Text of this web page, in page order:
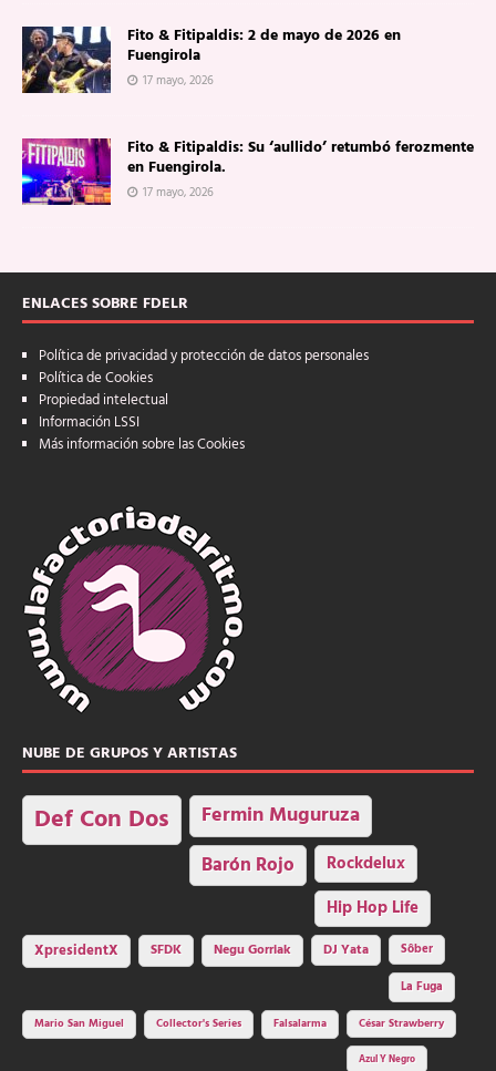
Fito & Fitipaldis: 2 de mayo de 2026 en
Fuengirola
17 mayo, 2026
Fito & Fitipaldis: Su ‘aullido’ retumbó ferozmente
en Fuengirola.
17 mayo, 2026
ENLACES SOBRE FDELR
Política de privacidad y protección de datos personales
Política de Cookies
Propiedad intelectual
Información LSSI
Más información sobre las Cookies
NUBE DE GRUPOS Y ARTISTAS
Def Con Dos Fermin Muguruza
Barón Rojo Rockdelux
Hip Hop Life
XpresidentX SFDK Negu Gorriak DJ Yata
Sôber
La Fuga
Mario San Miguel
Collector's Series Falsalarma César Strawberry
Azul Y Negro